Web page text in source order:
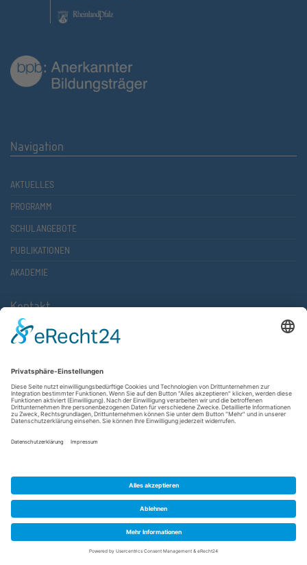
Navigation
AKTUELLES
PROGRAMM
SCHULANGEBOTE
PUBLIKATIONEN
AKADEMIE
Kontakt
Atlantische Akademie Rheinland-Pfalz e.V.
67657 Kaiserslautern
FON 0631 36610-0
FAX 0631 36610-15
©2026 Atlantische Akademie Rheinland-Pfalz e. V. |
Datenschutzerklärung|AGB
Cookie-Einstellungen